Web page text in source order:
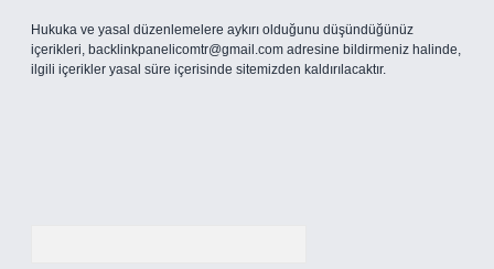
Hukuka ve yasal düzenlemelere aykırı olduğunu düşündüğünüz
içerikleri, backlinkpanelicomtr@gmail.com adresine bildirmeniz halinde,
ilgili içerikler yasal süre içerisinde sitemizden kaldırılacaktır.